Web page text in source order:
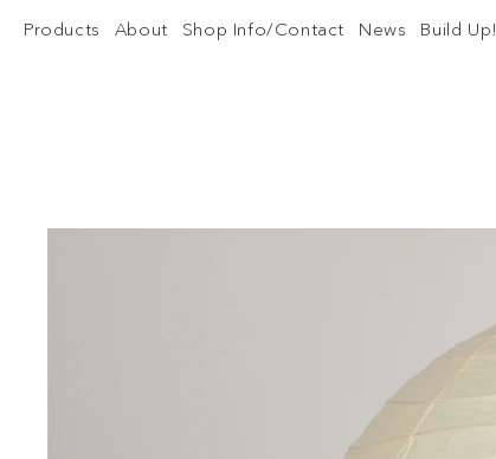
Products About Shop Info/Contact News Build Up!